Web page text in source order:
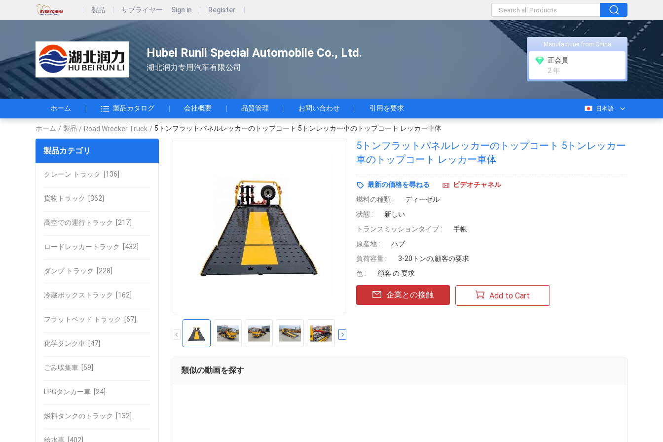
製品 サプライヤー Sign in Register
Hubei Runli Special Automobile Co., Ltd.
湖北润力专用汽车有限公司
Manufacturer from China
正会員
2 年
ホーム 製品カタログ 会社概要 品質管理 お問い合わせ 引用を要求 日本語
ホーム / 製品 / Road Wrecker Truck / 5トンフラットパネルレッカーのトップコート 5トンレッカー車のトップコート レッカー車体
製品カテゴリ
クレーン トラック [136]
貨物トラック [362]
高空での運行トラック [217]
ロードレッカートラック [432]
ダンプ トラック [228]
冷蔵ボックストラック [162]
フラットベッド トラック [67]
化学タンク車 [47]
ごみ収集車 [59]
LPGタンカー車 [24]
燃料タンクのトラック [132]
給水車 [402]
5トンフラットパネルレッカーのトップコート 5トンレッカー
車のトップコート レッカー車体
最新の価格を尋ねる
ビデオチャネル
燃料の種類 :
ディーゼル
状態 :
新しい
トランスミッションタイプ :
手帳
原産地 :
ハブ
負荷容量 :
3-20トンの,顧客の要求
色 :
顧客 の 要求
企業との接触 Add to Cart
類似の動画を探す